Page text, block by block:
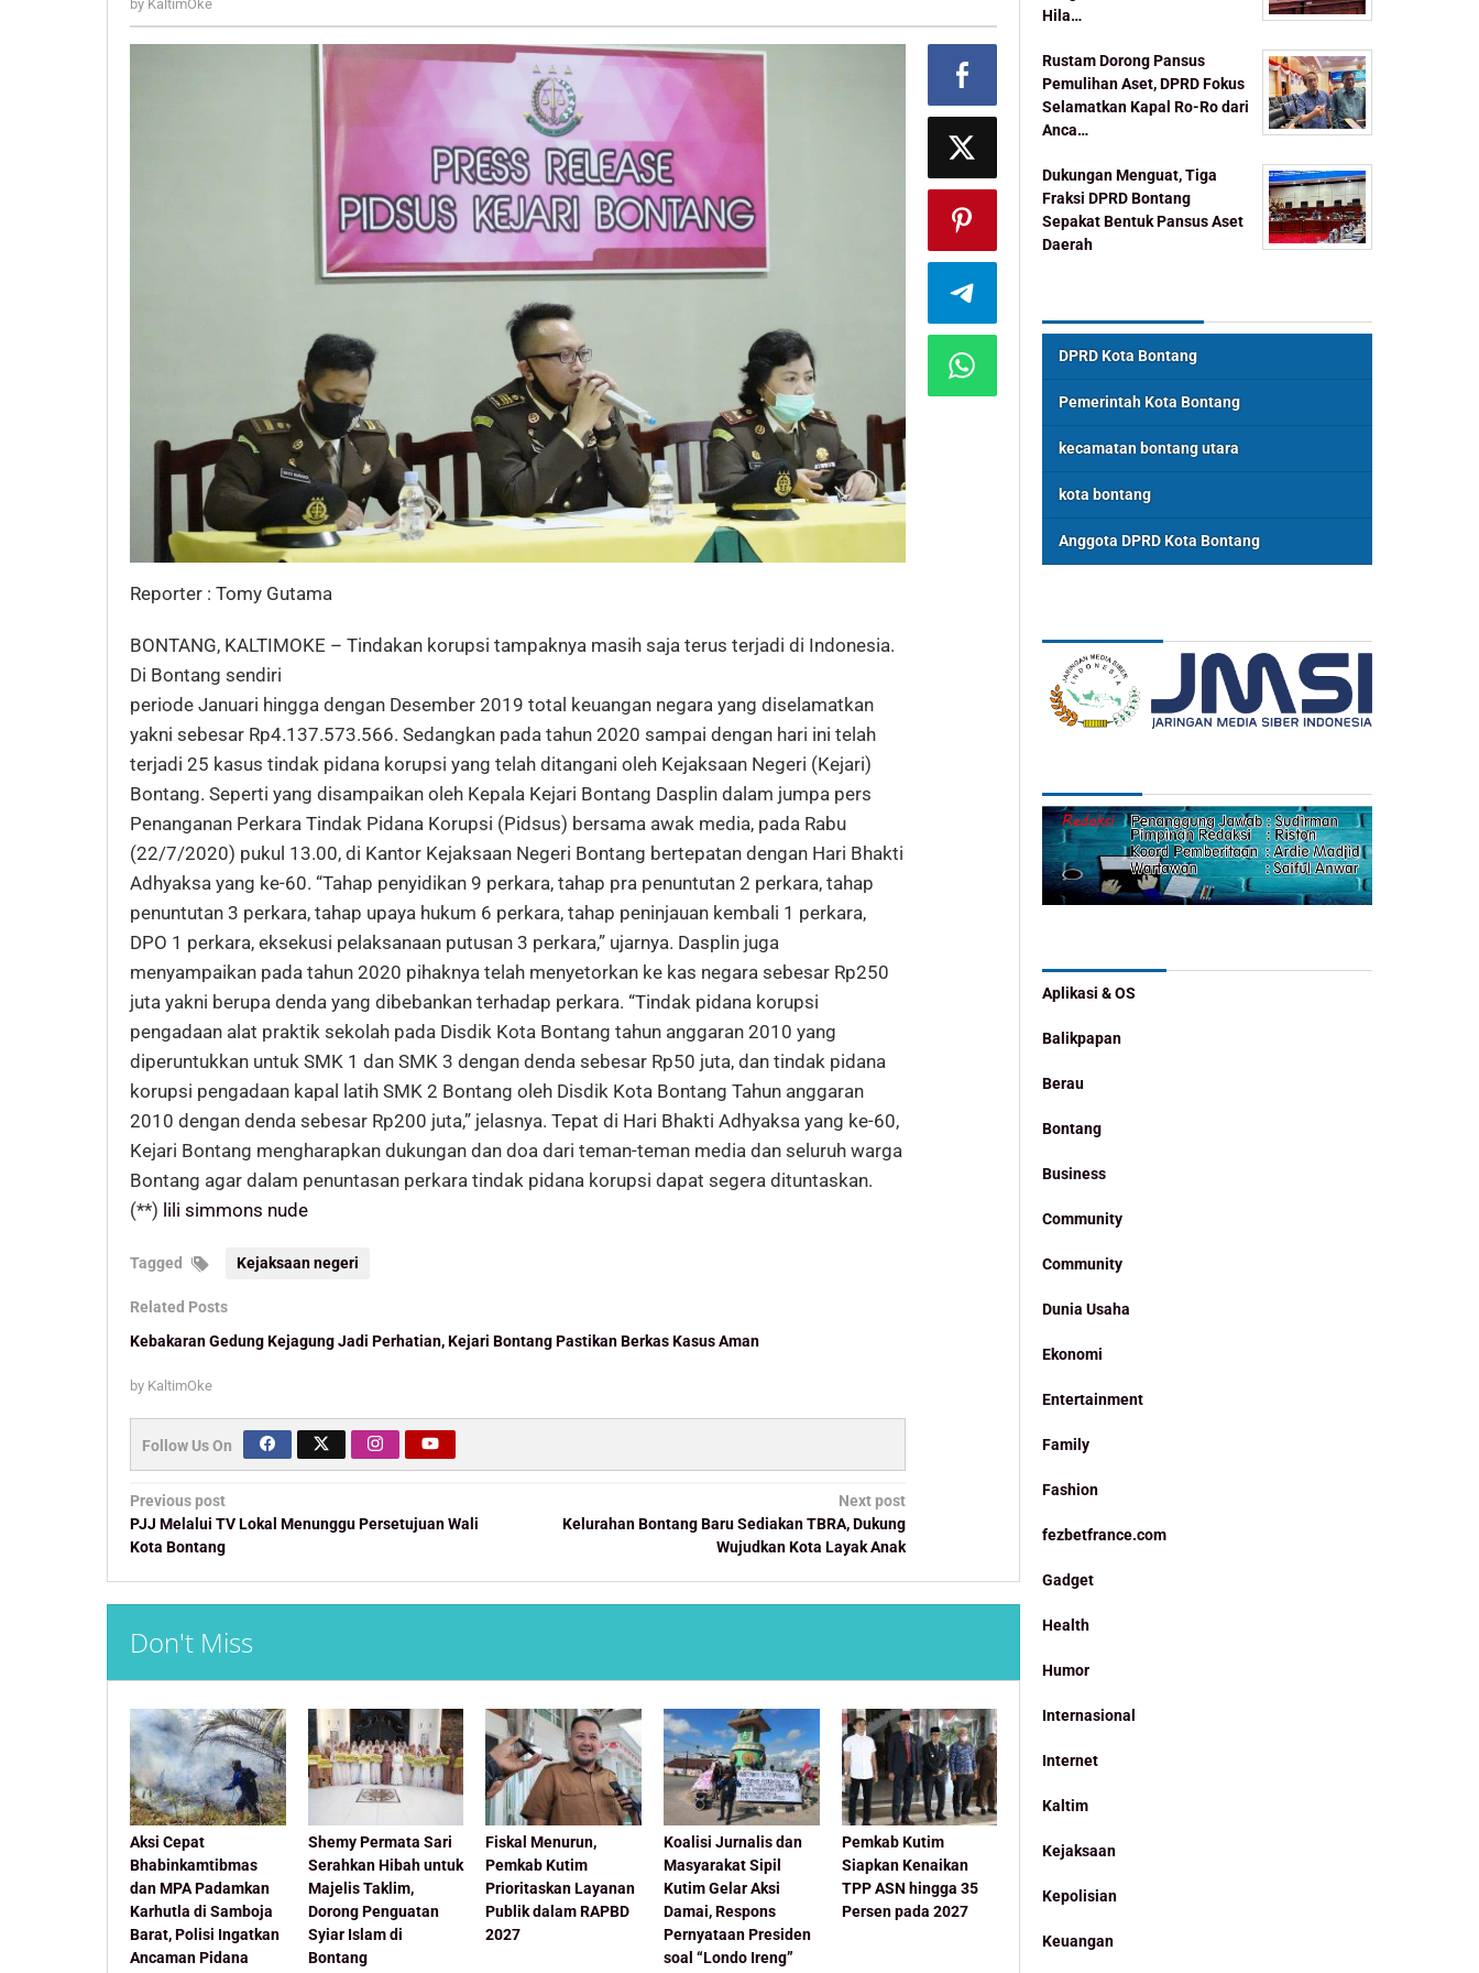
by KaltimOke
Reporter : Tomy Gutama
BONTANG, KALTIMOKE – Tindakan korupsi tampaknya masih saja terus terjadi di Indonesia.
Di Bontang sendiri
periode Januari hingga dengan Desember 2019 total keuangan negara yang diselamatkan
yakni sebesar Rp4.137.573.566. Sedangkan pada tahun 2020 sampai dengan hari ini telah
terjadi 25 kasus tindak pidana korupsi yang telah ditangani oleh Kejaksaan Negeri (Kejari)
Bontang. Seperti yang disampaikan oleh Kepala Kejari Bontang Dasplin dalam jumpa pers
Penanganan Perkara Tindak Pidana Korupsi (Pidsus) bersama awak media, pada Rabu
(22/7/2020) pukul 13.00, di Kantor Kejaksaan Negeri Bontang bertepatan dengan Hari Bhakti
Adhyaksa yang ke-60. “Tahap penyidikan 9 perkara, tahap pra penuntutan 2 perkara, tahap
penuntutan 3 perkara, tahap upaya hukum 6 perkara, tahap peninjauan kembali 1 perkara,
DPO 1 perkara, eksekusi pelaksanaan putusan 3 perkara,” ujarnya. Dasplin juga
menyampaikan pada tahun 2020 pihaknya telah menyetorkan ke kas negara sebesar Rp250
juta yakni berupa denda yang dibebankan terhadap perkara. “Tindak pidana korupsi
pengadaan alat praktik sekolah pada Disdik Kota Bontang tahun anggaran 2010 yang
diperuntukkan untuk SMK 1 dan SMK 3 dengan denda sebesar Rp50 juta, dan tindak pidana
korupsi pengadaan kapal latih SMK 2 Bontang oleh Disdik Kota Bontang Tahun anggaran
2010 dengan denda sebesar Rp200 juta,” jelasnya. Tepat di Hari Bhakti Adhyaksa yang ke-60,
Kejari Bontang mengharapkan dukungan dan doa dari teman-teman media dan seluruh warga
Bontang agar dalam penuntasan perkara tindak pidana korupsi dapat segera dituntaskan.
(**) lili simmons nude
Tagged Kejaksaan negeri
Related Posts
Kebakaran Gedung Kejagung Jadi Perhatian, Kejari Bontang Pastikan Berkas Kasus Aman
by KaltimOke
Follow Us On
Post
navigation
Previous post
PJJ Melalui TV Lokal Menunggu Persetujuan Wali
Kota Bontang
Next post
Kelurahan Bontang Baru Sediakan TBRA, Dukung
Wujudkan Kota Layak Anak
Don't Miss
Aksi Cepat
Bhabinkamtibmas
dan MPA Padamkan
Karhutla di Samboja
Barat, Polisi Ingatkan
Ancaman Pidana
Shemy Permata Sari
Serahkan Hibah untuk
Majelis Taklim,
Dorong Penguatan
Syiar Islam di
Bontang
Fiskal Menurun,
Pemkab Kutim
Prioritaskan Layanan
Publik dalam RAPBD
2027
Koalisi Jurnalis dan
Masyarakat Sipil
Kutim Gelar Aksi
Damai, Respons
Pernyataan Presiden
soal “Londo Ireng”
Pemkab Kutim
Siapkan Kenaikan
TPP ASN hingga 35
Persen pada 2027
Hila…
Rustam Dorong Pansus
Pemulihan Aset, DPRD Fokus
Selamatkan Kapal Ro-Ro dari
Anca…
Dukungan Menguat, Tiga
Fraksi DPRD Bontang
Sepakat Bentuk Pansus Aset
Daerah
DPRD Kota Bontang
Pemerintah Kota Bontang
kecamatan bontang utara
kota bontang
Anggota DPRD Kota Bontang
Aplikasi & OS
Balikpapan
Berau
Bontang
Business
Community
Community
Dunia Usaha
Ekonomi
Entertainment
Family
Fashion
fezbetfrance.com
Gadget
Health
Humor
Internasional
Internet
Kaltim
Kejaksaan
Kepolisian
Keuangan